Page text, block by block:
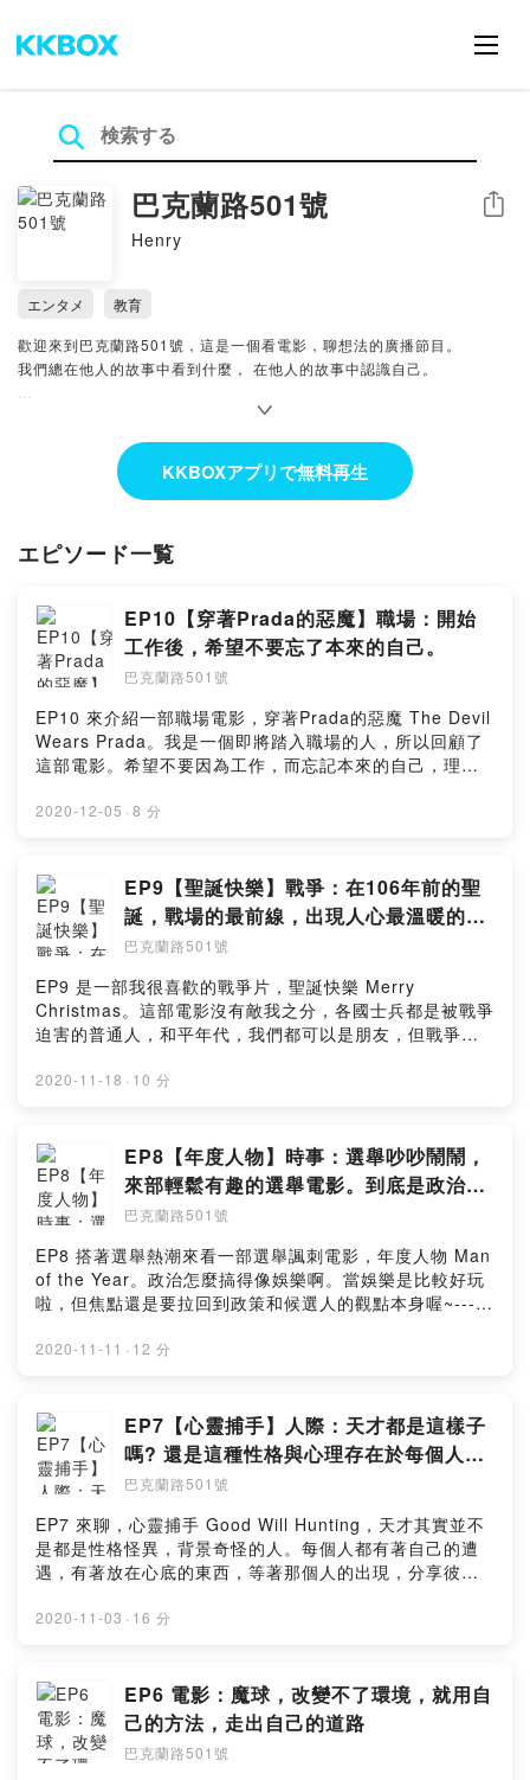
巴克蘭路501號
Henry
シェア
エンタメ
教育
歡迎來到巴克蘭路501號，這是一個看電影，聊想法的廣播節目。
我們總在他人的故事中看到什麼， 在他人的故事中認識自己。
因為我很喜歡魔界裡的哈比屯，而哈比屯在紐西蘭的地址就是巴克蘭路
這個節目就會如同名字一樣，哈比屯是一個冒險起點，也用這個名字當做
每週會在這裡，跟大家看一部電影。
KKBOXアプリで無料再生
エピソード一覧
EP10【穿著Prada的惡魔】職場：開始
工作後，希望不要忘了本來的自己。
巴克蘭路501號
EP10 來介紹一部職場電影，穿著Prada的惡魔 The Devil
Wears Prada。我是一個即將踏入職場的人，所以回顧了
這部電影。希望不要因為工作，而忘記本來的自己，理想
----------------------------------IG：
Music Fashion Background Music"
2020-12-05 · 8 分
EP9【聖誕快樂】戰爭：在106年前的聖
誕，戰場的最前線，出現人心最溫暖的一
面。
巴克蘭路501號
EP9 是一部我很喜歡的戰爭片，聖誕快樂 Merry
Christmas。這部電影沒有敵我之分，各國士兵都是被戰爭
迫害的普通人，和平年代，我們都可以是朋友，但戰爭，
---------------IG：
Hill"
2020-11-18 · 10 分
EP8【年度人物】時事：選舉吵吵鬧鬧，
來部輕鬆有趣的選舉電影。到底是政治還
是娛樂啊?
巴克蘭路501號
EP8 搭著選舉熱潮來看一部選舉諷刺電影，年度人物 Man
of the Year。政治怎麼搞得像娛樂啊。當娛樂是比較好玩
啦，但焦點還是要拉回到政策和候選人的觀點本身喔~-----
https://www.instagram.com/501buckland/開頭配樂：
2020-11-11 · 12 分
EP7【心靈捕手】人際：天才都是這樣子
嗎? 還是這種性格與心理存在於每個人心
中。
巴克蘭路501號
EP7 來聊，心靈捕手 Good Will Hunting，天才其實並不
是都是性格怪異，背景奇怪的人。每個人都有著自己的遭
遇，有著放在心底的東西，等著那個人的出現，分享彼此
IG：https://www.instagram.com/501buckland/開頭配
2020-11-03 · 16 分
EP6 電影：魔球，改變不了環境，就用自
己的方法，走出自己的道路
巴克蘭路501號